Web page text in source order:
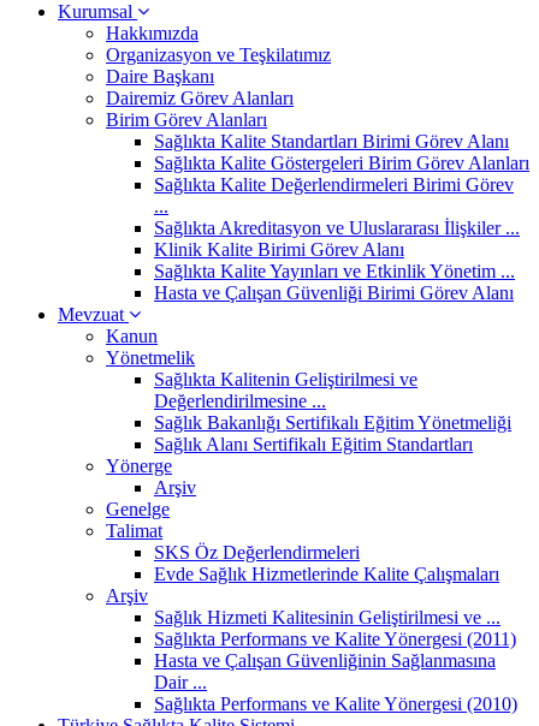
Kurumsal
Hakkımızda
Organizasyon ve Teşkilatımız
Daire Başkanı
Dairemiz Görev Alanları
Birim Görev Alanları
Sağlıkta Kalite Standartları Birimi Görev Alanı
Sağlıkta Kalite Göstergeleri Birim Görev Alanları
Sağlıkta Kalite Değerlendirmeleri Birimi Görev
...
Sağlıkta Akreditasyon ve Uluslararası İlişkiler ...
Klinik Kalite Birimi Görev Alanı
Sağlıkta Kalite Yayınları ve Etkinlik Yönetim ...
Hasta ve Çalışan Güvenliği Birimi Görev Alanı
Mevzuat
Kanun
Yönetmelik
Sağlıkta Kalitenin Geliştirilmesi ve
Değerlendirilmesine ...
Sağlık Bakanlığı Sertifikalı Eğitim Yönetmeliği
Sağlık Alanı Sertifikalı Eğitim Standartları
Yönerge
Arşiv
Genelge
Talimat
SKS Öz Değerlendirmeleri
Evde Sağlık Hizmetlerinde Kalite Çalışmaları
Arşiv
Sağlık Hizmeti Kalitesinin Geliştirilmesi ve ...
Sağlıkta Performans ve Kalite Yönergesi (2011)
Hasta ve Çalışan Güvenliğinin Sağlanmasına
Dair ...
Sağlıkta Performans ve Kalite Yönergesi (2010)